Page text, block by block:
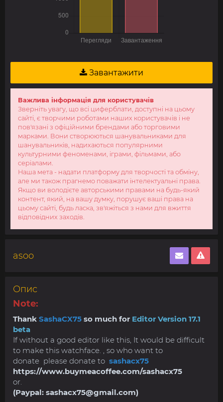
Завантажити
Важлива інформація для користувачів
Зверніть увагу, що всі циферблати, доступні на цьому
сайті, є творчими роботами наших користувачів і не
пов'язані з офіційними брендами або торговими
марками. Вони створюються шанувальниками для
шанувальників, надихаються популярними
культурними феноменами, іграми, фільмами, або
серіалами.
Наша мета - надати платформу для творчості та обміну,
але ми також прагнемо поважати інтелектуальні права.
Якщо ви володієте авторськими правами на будь-який
контент, який, на вашу думку, порушує ваші права на
цьому сайті, будь ласка, зв'яжіться з нами для вжиття
відповідних заходів.
asoo
Опис
Note:
Thank SashaCX75 so much for Editor Version 17.1
beta
If without a good editor like this, It would be difficult
to make this watchface. , so who want to
donate please donate to sashacx75
https://www.buymeacoffee.com/sashacx75
or.
(Paypal: sashacx75@gmail.com)